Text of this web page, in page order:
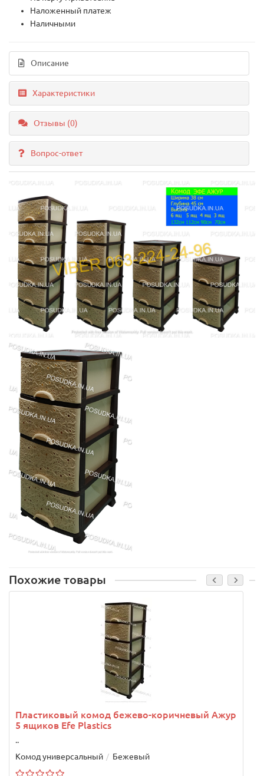
Наложенный платеж
Наличными
Описание
Характеристики
Отзывы (0)
Вопрос-ответ
Похожие товары
Пластиковый комод бежево-коричневый Ажур
5 ящиков Efe Plastics
..
Комод универсальный
Бежевый